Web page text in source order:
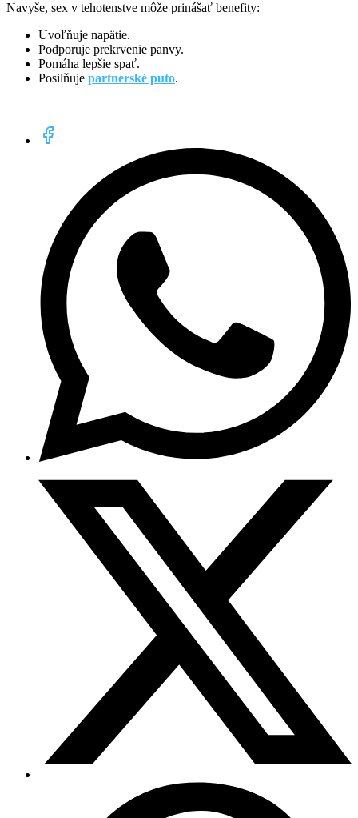
Navyše, sex v tehotenstve môže prinášať benefity:
Uvoľňuje napätie.
Podporuje prekrvenie panvy.
Pomáha lepšie spať.
Posilňuje partnerské puto.